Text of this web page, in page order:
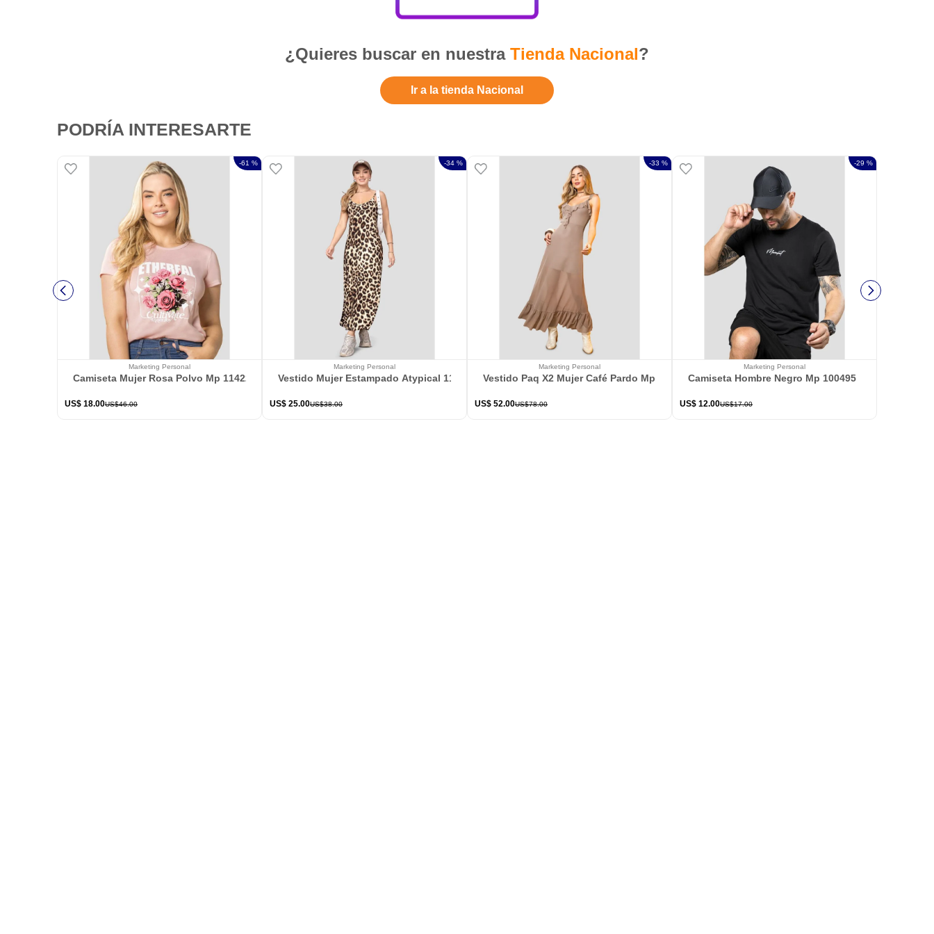
¿Quieres buscar en nuestra Tienda Nacional?
Ir a la tienda Nacional
PODRÍA INTERESARTE
-61 %
Marketing Personal
Camiseta Mujer Rosa Polvo Mp 114226
US$46.00
US$ 18.00
-34 %
Marketing Personal
Vestido Mujer Estampado Atypical 113802
US$38.00
US$ 25.00
-33 %
Marketing Personal
Vestido Paq X2 Mujer Café Pardo Mp 114363
US$78.00
US$ 52.00
-29 %
Marketing Personal
Camiseta Hombre Negro Mp 100495
US$17.00
US$ 12.00